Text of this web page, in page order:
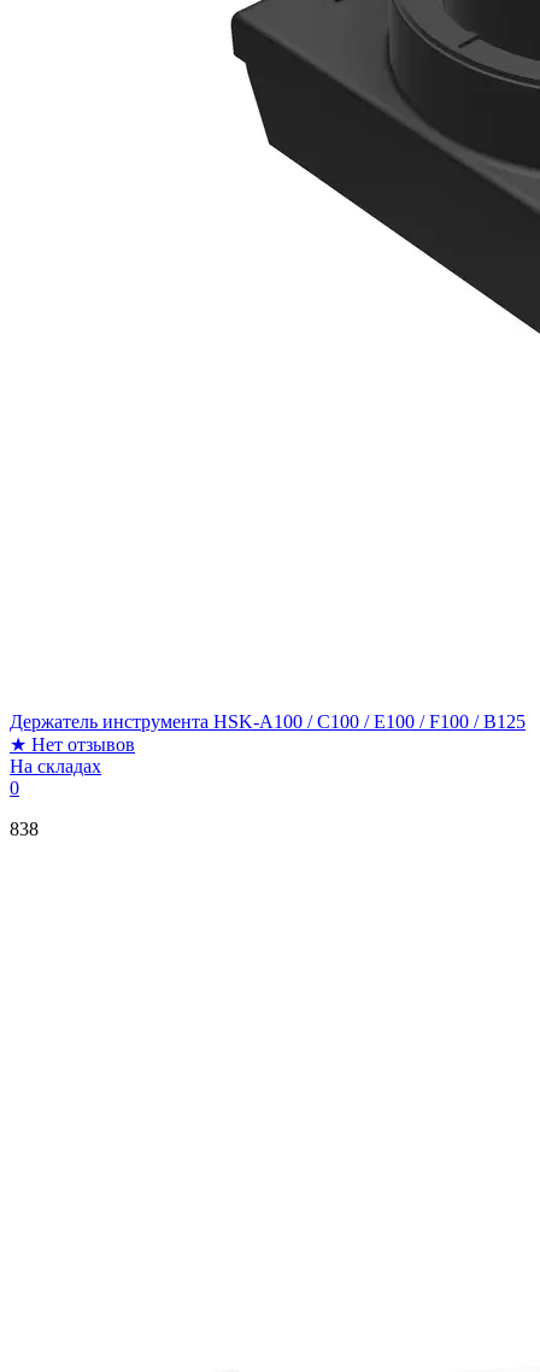
Держатель инструмента HSK-A100 / C100 / E100 / F100 / B125
★ Нет отзывов
На складах
0
838